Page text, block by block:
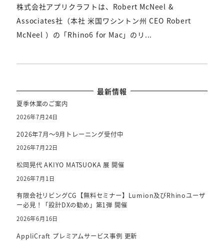
株式会社アプリクラフトは、Robert McNeel &
Associates社（本社 米国ワシントン州 CEO Robert
McNeel ）の「Rhino6 for Mac」のリ...
最新情報
夏季休業のご案内
2026年7月24日
2026年7月～9月トレーニング受付中
2026年7月22日
松岡晃代 AKIYO MATSUOKA 展 開催
2026年7月1日
有限会社リビングCG【無料セミナー】Lumion及びRhinoユーザ
ー必見！「設計DXの勧め」第1弾 開催
2026年6月16日
AppliCraft プレミアムサービス事例 更新